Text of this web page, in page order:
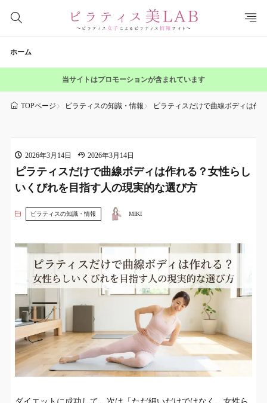
ホーム
当サイトはプロモーションが含まれています
TOPページ ピラティスの知識・情報 ピラティスだけで曲線ボディは作
2026年3月14日 2026年3月14日
ピラティスだけで曲線ボディは作れる？女性らし
いくびれを目指す人の現実的な選び方
ピラティスの知識・情報 MIKI